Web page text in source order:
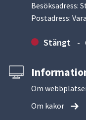
Besöksadress:
Postadress:
Stängt
Om
Om kakor